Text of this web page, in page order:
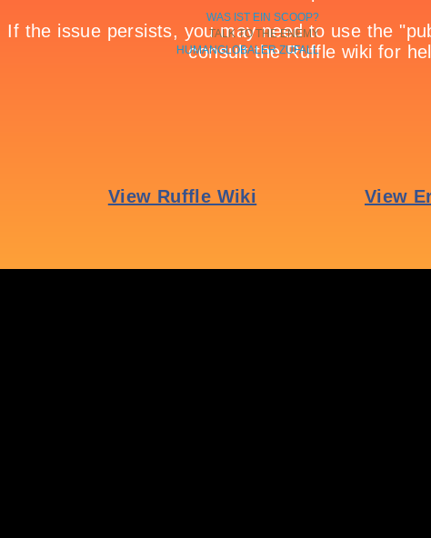
WAS IST EIN SCOOP?
TALK TO THE ENEMY
HUMANGLOBALER ZUFALL